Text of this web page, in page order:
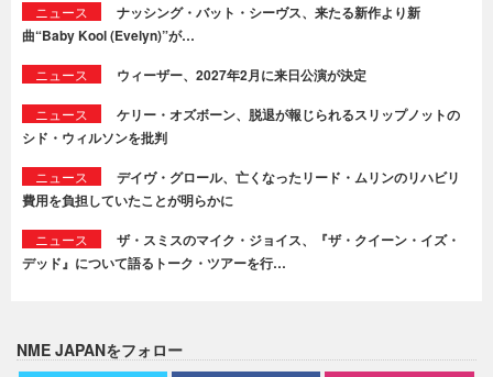
ニュース
ナッシング・バット・シーヴス、来たる新作より新
曲“Baby Kool (Evelyn)”が…
ニュース ウィーザー、2027年2月に来日公演が決定
ニュース
ケリー・オズボーン、脱退が報じられるスリップノットの
シド・ウィルソンを批判
ニュース
デイヴ・グロール、亡くなったリード・ムリンのリハビリ
費用を負担していたことが明らかに
ニュース
ザ・スミスのマイク・ジョイス、『ザ・クイーン・イズ・
デッド』について語るトーク・ツアーを行…
NME JAPANをフォロー